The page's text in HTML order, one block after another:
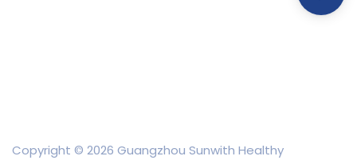
Copyright © 2026 Guangzhou Sunwith Healthy